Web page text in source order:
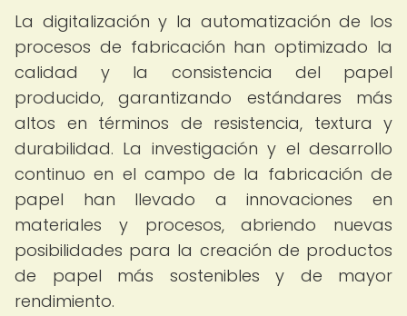
La digitalización y la automatización de los
procesos de fabricación han optimizado la
calidad y la consistencia del papel
producido, garantizando estándares más
altos en términos de resistencia, textura y
durabilidad. La investigación y el desarrollo
continuo en el campo de la fabricación de
papel han llevado a innovaciones en
materiales y procesos, abriendo nuevas
posibilidades para la creación de productos
de papel más sostenibles y de mayor
rendimiento.